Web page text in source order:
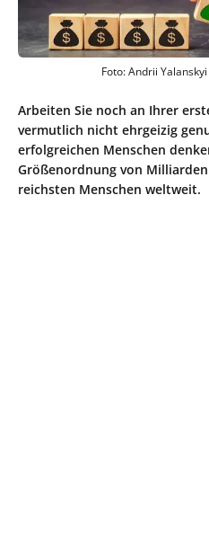
Foto: Andrii
Arbeiten Sie noch an Ihrer
vermutlich nicht ehrgeizig
erfolgreichen Menschen
Größenordnung von
reichsten Menschen weltweit.